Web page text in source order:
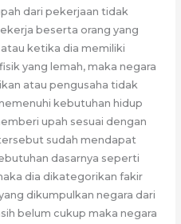
dari pekerjaan tidak
beserta orang yang
ketika dia memiliki
yang lemah, maka negara
atau pengusaha tidak
kebutuhan hidup
upah sesuai dengan
sudah mendapat
dasarnya seperti
dia dikategorikan fakir
dikumpulkan negara dari
belum cukup maka negara